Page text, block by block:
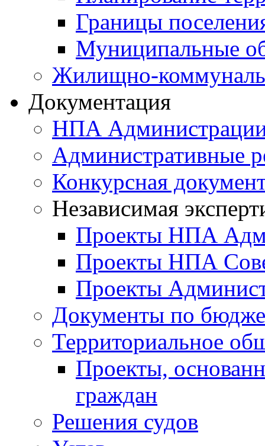
Границы
Муниципальные
Жилищно-
Документация
НПА
Административные
Конкурсная
Независимая
Проекты НПА
Проекты НПА
Проекты
Документы по
Территориальное
Проекты,
граждан
Решения судов